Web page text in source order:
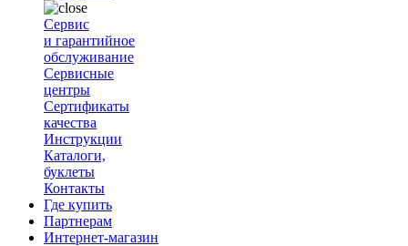
Сервис
и гарантийное
обслуживание
Сервисные
центры
Сертификаты
качества
Инструкции
Каталоги,
буклеты
Контакты
Где купить
Партнерам
Интернет-магазин